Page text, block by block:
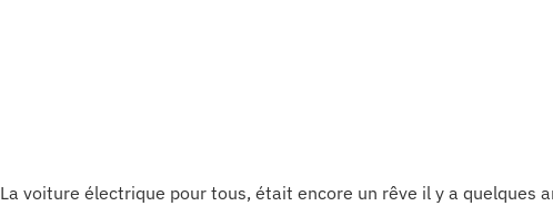
La voiture électrique pour tous, était encore un rêve il y a quelques